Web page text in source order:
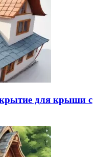
для крыши с